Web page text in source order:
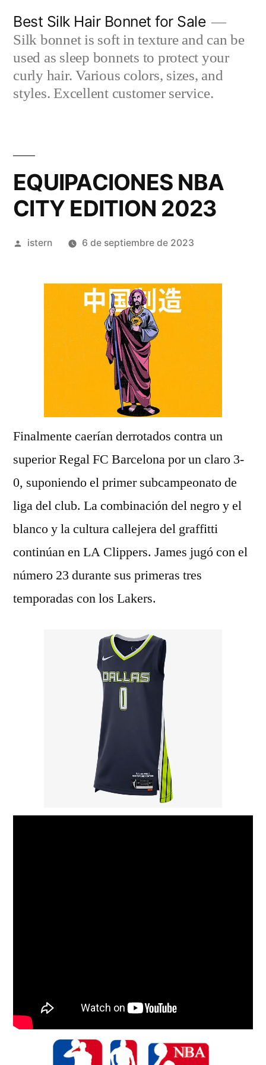
contenido
Best Silk Hair Bonnet for Sale
Silk bonnet is soft in texture and can be
used as sleep bonnets to protect your
curly hair. Various colors, sizes, and
styles. Excellent customer service.
EQUIPACIONES NBA
CITY EDITION 2023
Publicado
istern 6 de septiembre de 2023
Finalmente caerían derrotados contra un
superior Regal FC Barcelona por un claro 3-
0, suponiendo el primer subcampeonato de
liga del club. La combinación del negro y el
blanco y la cultura callejera del graffitti
continúan en LA Clippers. James jugó con el
número 23 durante sus primeras tres
temporadas con los Lakers.